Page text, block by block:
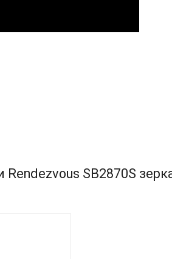
SB2870S